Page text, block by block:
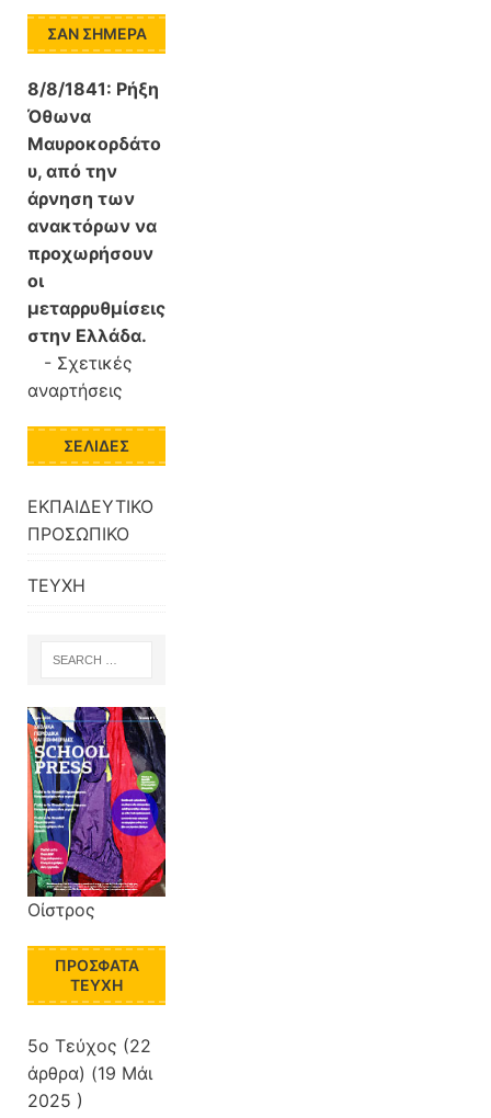
ΣΑΝ ΣΉΜΕΡΑ
8/8/1841: Ρήξη
Όθωνα 
Μαυροκορδάτο
υ, από την
άρνηση των
ανακτόρων να
προχωρήσουν
οι
μεταρρυθμίσεις
στην Ελλάδα.
- Σχετικές
αναρτήσεις
ΣΕΛΊΔΕΣ
ΕΚΠΑΙΔΕΥΤΙΚΟ
ΠΡΟΣΩΠΙΚΟ
ΤΕΥΧΗ
Οίστρος
ΠΡΌΣΦΑΤΑ
ΤΕΎΧΗ
5o Τεύχος (22
άρθρα) (19 Μάι
2025 )